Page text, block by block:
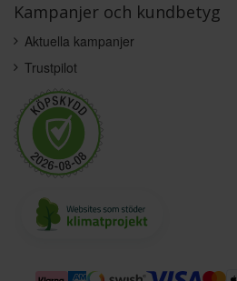
Kampanjer och kundbetyg
Aktuella kampanjer
Trustpilot